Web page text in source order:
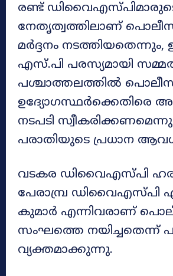
രണ്ട്
നേതൃത്വത്തിലാണ്
മർദ്ദനം
എസ്.പി പരസ്യമായി
പശ്ചാത്തലത്തിൽ
ഉദ്യോഗസ്ഥർക്കെതിരെ
നടപടി
പരാതിയുടെ പ്രധാന
വടകര ഡിവൈഎസ്പി
പേരാമ്പ്ര
കുമാർ എന്നിവരാണ്
സംഘത്തെ നയിച്ചതെന്ന്
വ്യക്തമാക്കുന്നു.